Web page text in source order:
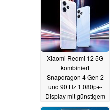
Xiaomi Redmi 12 5G
kombiniert
Snapdragon 4 Gen 2
und 90 Hz 1.080p+-
Display mit günstigem
Preis01.08.2023